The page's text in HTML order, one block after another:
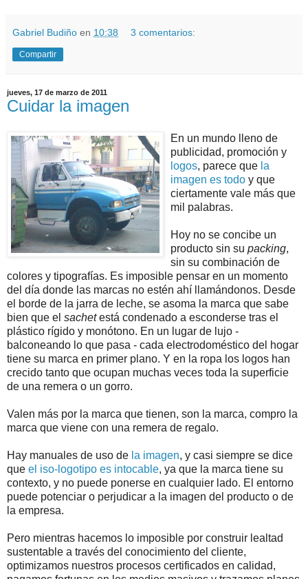
Gabriel Budiño en 10:38 3 comentarios:
Compartir
jueves, 17 de marzo de 2011
Cuidar la imagen
En un mundo lleno de
publicidad, promoción y
logos, parece que la
imagen es todo y que
ciertamente vale más que
mil palabras.
Hoy no se concibe un
producto sin su packing,
sin su combinación de
colores y tipografías. Es imposible pensar en un momento
del día donde las marcas no estén ahí llamándonos. Desde
el borde de la jarra de leche, se asoma la marca que sabe
bien que el sachetestá condenado a esconderse tras el
plástico rígido y monótono. En un lugar de lujo -
balconeando lo que pasa - cada electrodoméstico del hogar
tiene su marca en primer plano. Y en la ropa los logos han
crecido tanto que ocupan muchas veces toda la superficie
de una remera o un gorro.
Valen más por la marca que tienen, son la marca, compro la
marca que viene con una remera de regalo.
Hay manuales de uso de la imagen, y casi siempre se dice
que el iso-logotipo es intocable, ya que la marca tiene su
contexto, y no puede ponerse en cualquier lado. El entorno
puede potenciar o perjudicar a la imagen del producto o de
la empresa.
Pero mientras hacemos lo imposible por construir lealtad
sustentable a través del conocimiento del cliente,
optimizamos nuestros procesos certificados en calidad,